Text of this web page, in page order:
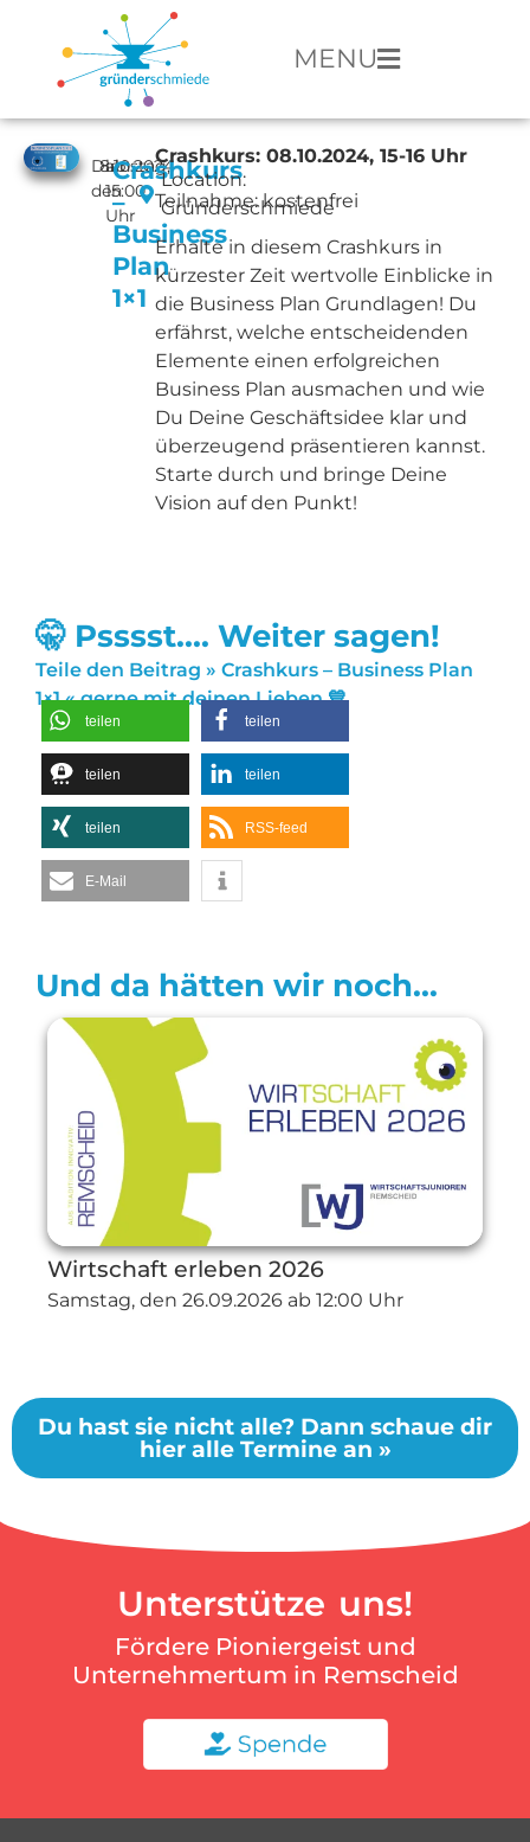
MENU
Dienstag,
den
8.10.2024
ab
15:00
Uhr
Crashkurs
–
Business
Plan
1×1
Location:
Gründerschmiede
Crashkurs: 08.10.2024, 15-16 Uhr
Teilnahme: kostenfrei
Erhalte in diesem Crashkurs in
kürzester Zeit wertvolle Einblicke in
die Business Plan Grundlagen! Du
erfährst, welche entscheidenden
Elemente einen erfolgreichen
Business Plan ausmachen und wie
Du Deine Geschäftsidee klar und
überzeugend präsentieren kannst.
Starte durch und bringe Deine
Vision auf den Punkt!
🤫 Psssst.... Weiter sagen!
Teile den Beitrag » Crashkurs – Business Plan
1×1 « gerne mit deinen Lieben 💙
teilen teilen
teilen teilen
teilen RSS-feed
E-Mail
Und da hätten wir noch...
Wirtschaft erleben 2026
Samstag, den 26.09.2026 ab 12:00 Uhr
Du hast sie nicht alle? Dann schaue dir
hier alle Termine an »
Unterstütze uns!
Fördere Pioniergeist und
Unternehmertum in Remscheid